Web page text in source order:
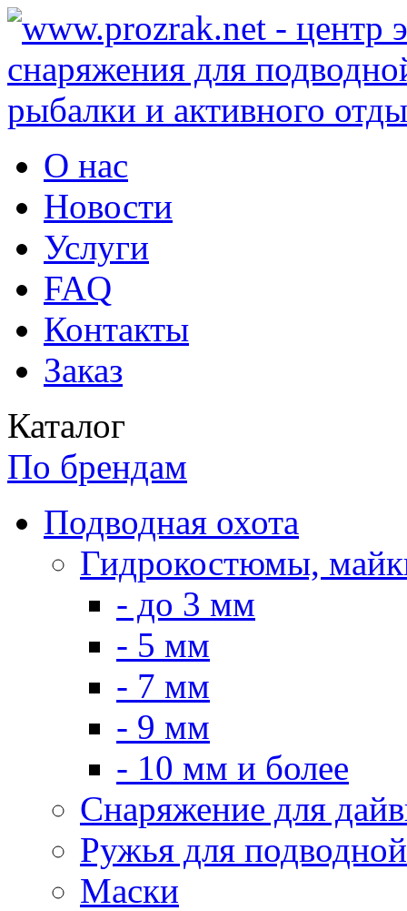
О нас
Новости
Услуги
FAQ
Контакты
Заказ
Каталог
По брендам
Подводная охота
Гидрокостюмы,
- до 3 мм
- 5 мм
- 7 мм
- 9 мм
- 10 мм и более
Снаряжение для
Ружья для
Маски